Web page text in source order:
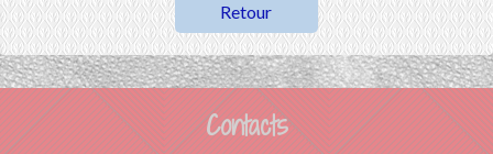
Retour
Contacts